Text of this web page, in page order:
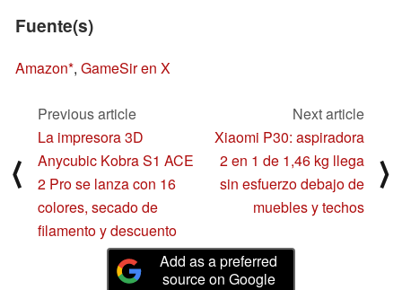
Fuente(s)
Amazon , GameSir en X
⟨
Previous article
La impresora 3D
Anycubic Kobra S1 ACE
2 Pro se lanza con 16
colores, secado de
filamento y descuento
Next article
Xiaomi P30: aspiradora
2 en 1 de 1,46 kg llega
sin esfuerzo debajo de
muebles y techos
⟩
Add as a preferred
source on Google